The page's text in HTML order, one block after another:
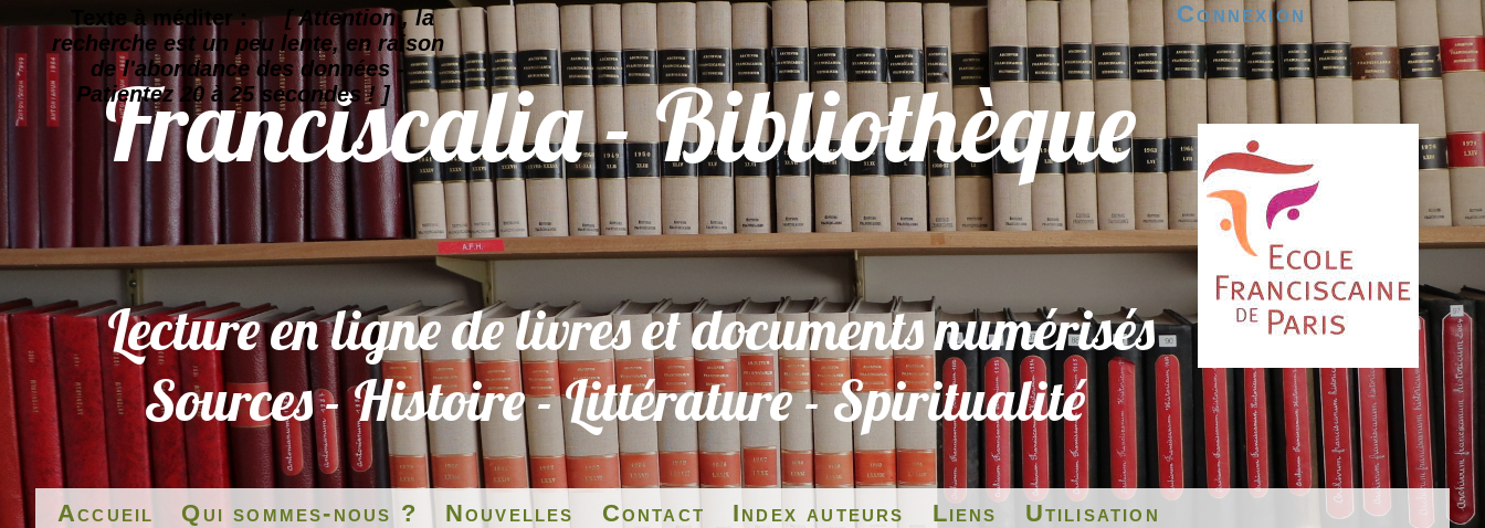
Texte à méditer :
[ Attention , la
recherche est un peu lente, en raison
de l'abondance des données -
Patientez 20 à 25 secondes ! ]
Accueil
Connexion
Qui sommes-nous ? Nouvelles Contact Index auteurs Liens Utilisation